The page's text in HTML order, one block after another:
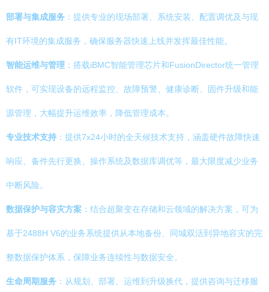
部署与集成服务 ：提供专业的现场部署、系统安装、配置调优及与现
有IT环境的集成服务，确保服务器快速上线并发挥最佳性能。
智能运维与管理 ：搭载iBMC智能管理芯片和FusionDirector统一管理
软件，可实现设备的远程监控、故障预警、健康诊断、固件升级和能
源管理，大幅提升运维效率，降低管理成本。
专业技术支持 ：提供7x24小时的全天候技术支持，涵盖硬件故障快速
响应、备件先行更换、操作系统及数据库调优等，最大限度减少业务
中断风险。
数据保护与容灾方案 ：结合超聚变在存储和云领域的解决方案，可为
基于2488H V6的业务系统提供从本地备份、同城双活到异地容灾的完
整数据保护体系，保障业务连续性与数据安全。
生命周期服务 ：从规划、部署、运维到升级换代，提供咨询与迁移服